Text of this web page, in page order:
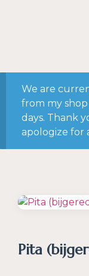
We are
from my
days. Thank
apologize for
Pita